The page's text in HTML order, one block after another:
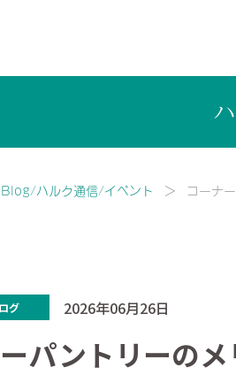
Blog/ハルク通信/イベント コーナ
グ 2026年06月26日
パントリーの